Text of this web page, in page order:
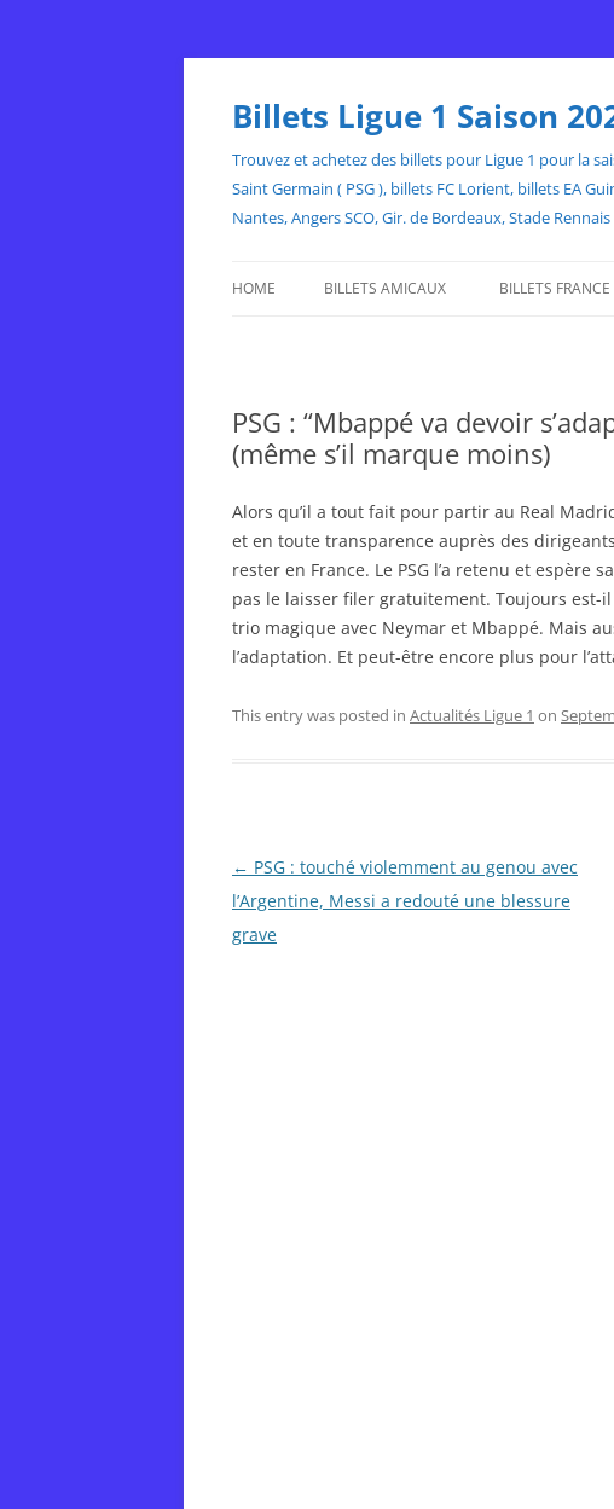
Skip
content
Billets Ligue 1 Saison
Trouvez et achetez des billets pour Ligue 1 pour la
Saint Germain ( PSG ), billets FC Lorient, billets EA
Nantes, Angers SCO, Gir. de Bordeaux, Stade Rennais
HOME BILLETS AMICAUX BILLETS FRANCE
PSG : “Mbappé va devoir
(même s’il marque moins)
Alors qu’il a tout fait pour partir au Real
et en toute transparence auprès des
rester en France. Le PSG l’a retenu et
pas le laisser filer gratuitement. Toujours
trio magique avec Neymar et Mbappé. Mais
l’adaptation. Et peut-être encore plus pour
This entry was posted in Actualités Ligue 1 on
Post
navigation
← PSG : touché violemment au genou avec
l’Argentine, Messi a redouté une blessure
grave